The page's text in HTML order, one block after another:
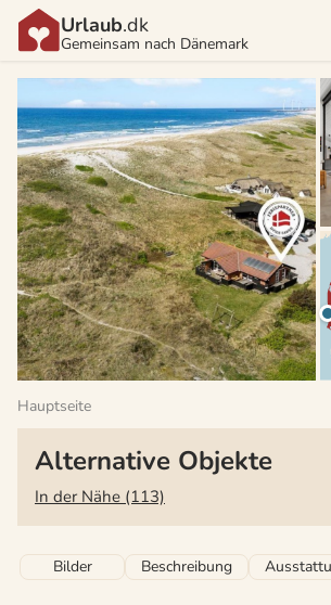
Urlaub.dk
Gemeinsam nach Dänemark
Hauptseite
Alternative Objekte
In der Nähe (113)
Bilder Beschreibung